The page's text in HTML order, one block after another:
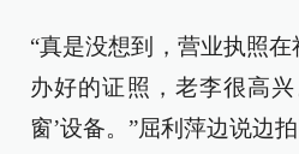
“真是没想到，营业执照在
办好的证照，老李很高
窗’设备。”屈利萍边说边